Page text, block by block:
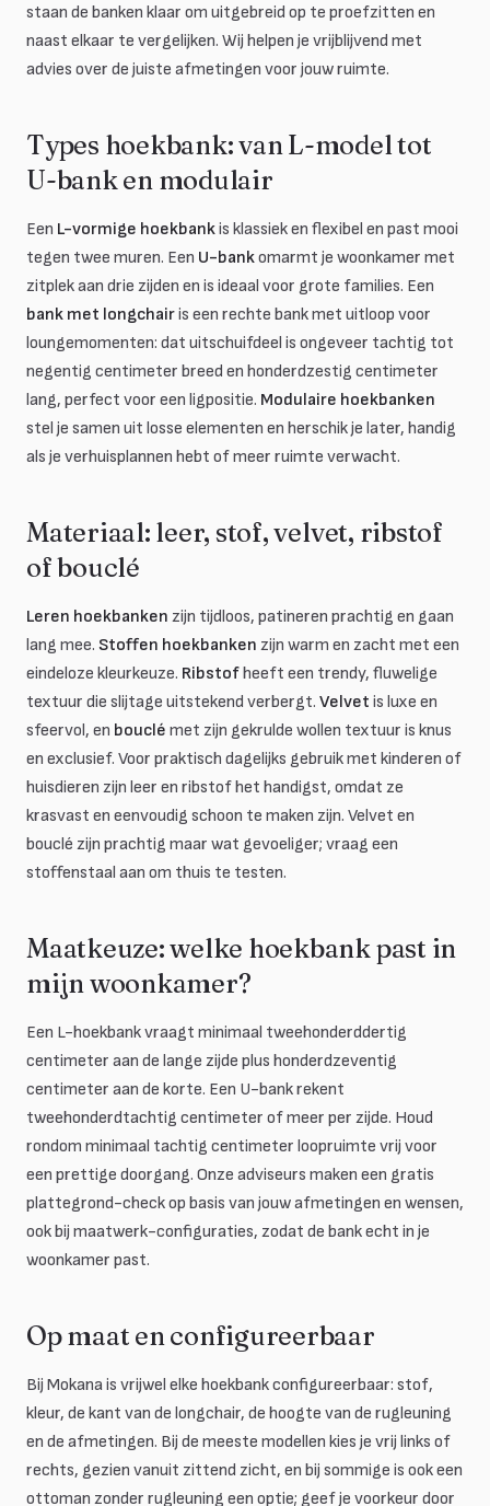
staan de banken klaar om uitgebreid op te proefzitten en
naast elkaar te vergelijken. Wij helpen je vrijblijvend met
advies over de juiste afmetingen voor jouw ruimte.
Types hoekbank: van L-model tot
U-bank en modulair
Een L-vormige hoekbankis klassiek en flexibel en past mooi
tegen twee muren. Een U-bankomarmt je woonkamer met
zitplek aan drie zijden en is ideaal voor grote families. Een
bank met longchairis een rechte bank met uitloop voor
loungemomenten: dat uitschuifdeel is ongeveer tachtig tot
negentig centimeter breed en honderdzestig centimeter
lang, perfect voor een ligpositie. Modulaire hoekbanken
stel je samen uit losse elementen en herschik je later, handig
als je verhuisplannen hebt of meer ruimte verwacht.
Materiaal: leer, stof, velvet, ribstof
of bouclé
Leren hoekbanken zijn tijdloos, patineren prachtig en gaan
lang mee. Stoffen hoekbanken zijn warm en zacht met een
eindeloze kleurkeuze. Ribstofheeft een trendy, fluwelige
textuur die slijtage uitstekend verbergt. Velvet is luxe en
sfeervol, en bouclé met zijn gekrulde wollen textuur is knus
en exclusief. Voor praktisch dagelijks gebruik met kinderen of
huisdieren zijn leer en ribstof het handigst, omdat ze
krasvast en eenvoudig schoon te maken zijn. Velvet en
bouclé zijn prachtig maar wat gevoeliger; vraag een
stoffenstaal aan om thuis te testen.
Maatkeuze: welke hoekbank past in
mijn woonkamer?
Een L-hoekbank vraagt minimaal tweehonderddertig
centimeter aan de lange zijde plus honderdzeventig
centimeter aan de korte. Een U-bank rekent
tweehonderdtachtig centimeter of meer per zijde. Houd
rondom minimaal tachtig centimeter loopruimte vrij voor
een prettige doorgang. Onze adviseurs maken een gratis
plattegrond-check op basis van jouw afmetingen en wensen,
ook bij maatwerk-configuraties, zodat de bank echt in je
woonkamer past.
Op maat en configureerbaar
Bij Mokana is vrijwel elke hoekbank configureerbaar: stof,
kleur, de kant van de longchair, de hoogte van de rugleuning
en de afmetingen. Bij de meeste modellen kies je vrij links of
rechts, gezien vanuit zittend zicht, en bij sommige is ook een
ottoman zonder rugleuning een optie; geef je voorkeur door